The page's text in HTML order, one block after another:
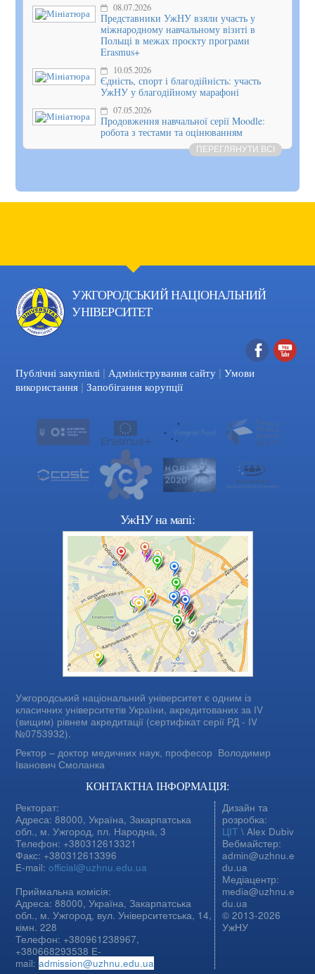
08.07.2026
Представники УжНУ взяли участь у
міжнародному навчальному візиті в
Польщі в межах проєкту програми
Erasmus+
10.05.2026
Єдність, спорт і благодійність: участь
УжНУ у благодійному марафоні
07.05.2026
Продовження навчальної серії Moodle:
робота з тестами та оцінюванням
ПЕРЕГЛЯНУТИ ВСІ
УЖГОРОДСЬКИЙ НАЦІОНАЛЬНИЙ
УНІВЕРСИТЕТ
Facebook
Публічні закупівлі | Адміністрування сайту | Умови
використання | Запобігання корупції
УжНУ на мапі:
Ужгородський національний університет є одним із
класичних університетів України, акредитованих за IV
(вищим) рівнем акредитації (сертифікат серії РД - IV
№0753932).
Ректор – доктор медичних наук, професор Володимир
Іванович Смоланка
КОНТАКТНА ІНФОРМАЦІЯ:
Ректорат:
Адреса: 88000, Україна, Закарпатська
обл., м. Ужгород, пл. Народна, 3
Телефон: +380312613321
Факс: +380312613396
E-mail:official@uzhnu.edu.ua
Приймальна комісія:
Адреса: 88000, Україна, Закарпатська
обл., м. Ужгород, вул. Університетська, 14,
кімн. 228
Телефон: +380961238967,
+380668293538 E-
mail:admission@uzhnu.edu.ua
Дизайн та
розробка:
ЦІТ \ Alex Dubiv
Вебмайстер:
admin@uzhnu.e
du.ua
Медіацентр:
media@uzhnu.e
du.ua
© 2013-2026
УжНУ